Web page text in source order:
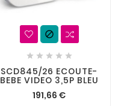

    
SCD845/26 ECOUTE-
BEBE VIDEO 3,5P BLEU
191,66 €